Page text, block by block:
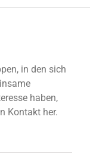
in den sich
haben,
Kontakt her.